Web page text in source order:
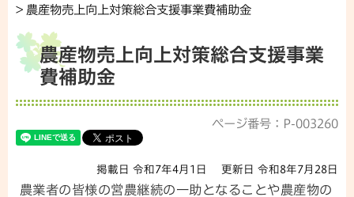
> 農産物売上向上対策総合支援事業費補助金
農産物売上向上対策総合支援事業
費補助金
ページ番号：P-003260
掲載日 令和7年4月1日 更新日 令和8年7月28日
農業者の皆様の営農継続の一助となることや農産物の